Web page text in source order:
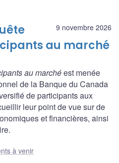
9 novembre 2026
au marché
au marchéest menée
de la Banque du Canada
de participants aux
leur point de vue sur de
et financières, ainsi
à venir